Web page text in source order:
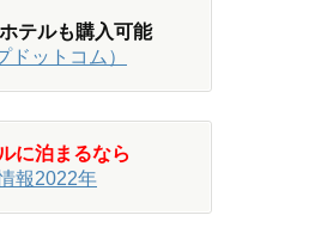
テルも購入可能
ドットコム）
に泊まるなら
報2022年